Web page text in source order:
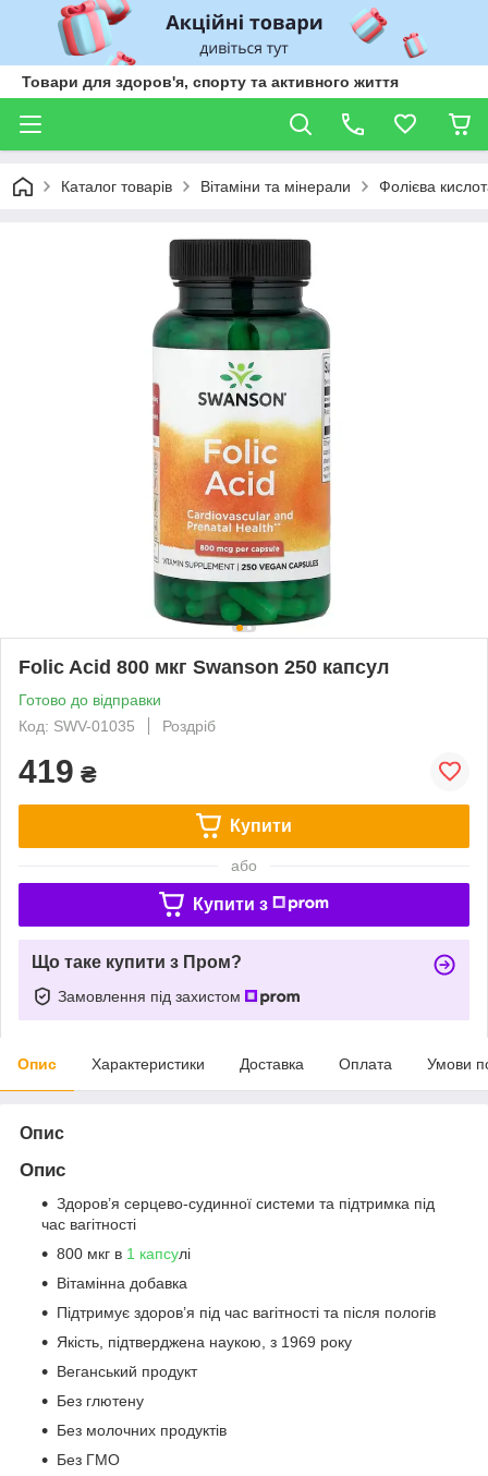
Товари для здоров'я, спорту та активного життя
Каталог товарів Вітаміни та мінерали Фолієва
Folic Acid 800 мкг Swanson 250 капсул
Готово до відправки
Код: SWV-01035
Роздріб
419 ₴
Купити
або
Купити з
Що таке купити з Пром?
Замовлення під захистом
Опис Характеристики Доставка Оплата Умови
Опис
Опис
Здоров’я серцево-судинної системи та підтримка під
час вагітності
800 мкг в 1 капсулі
Вітамінна добавка
Підтримує здоров’я під час вагітності та після пологів
Якість, підтверджена наукою, з 1969 року
Веганський продукт
Без глютену
Без молочних продуктів
Без ГМО